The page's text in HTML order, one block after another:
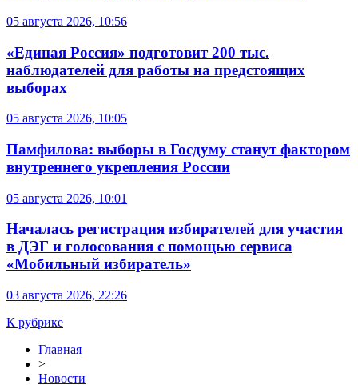
05 августа 2026, 10:56
«Единая Россия» подготовит 200 тыс.
наблюдателей для работы на предстоящих
выборах
05 августа 2026, 10:05
Памфилова: выборы в Госдуму станут фактором
внутреннего укрепления России
05 августа 2026, 10:01
Началась регистрация избирателей для участия
в ДЭГ и голосования с помощью сервиса
«Мобильный избиратель»
03 августа 2026, 22:26
К рубрике
Главная
>
Новости